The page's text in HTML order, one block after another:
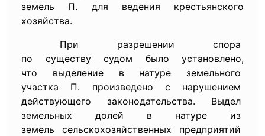
земель П. для ведения крестьянского
хозяйства.
При разрешении спора
по существу судом было установлено,
что выделение в натуре земельного
участка П. произведено с нарушением
действующего законодательства. Выдел
земельных долей в натуре из
земель сельскохозяйственных предприятий